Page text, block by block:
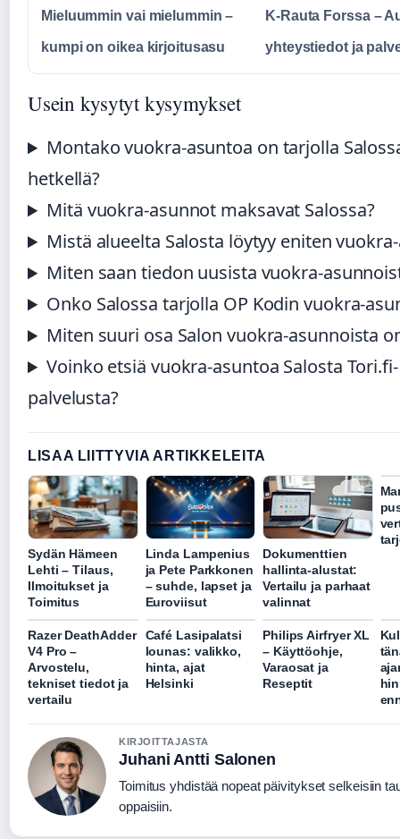
Mieluummin vai mielummin –
kumpi on oikea kirjoitusasu
K-Rauta Forssa –
yhteystiedot ja
Usein kysytyt kysymykset
Montako vuokra-asuntoa on tarjolla
hetkellä?
Mitä vuokra-asunnot maksavat Salossa?
Mistä alueelta Salosta löytyy eniten
Miten saan tiedon uusista vuokra-
Onko Salossa tarjolla OP Kodin vuokra-
Miten suuri osa Salon vuokra-asunnoista
Voinko etsiä vuokra-asuntoa Salosta Tori.fi-
palvelusta?
LISAA LIITTYVIA ARTIKKELEITA
Sydän Hämeen
Lehti – Tilaus,
Ilmoitukset ja
Toimitus
Linda Lampenius
ja Pete Parkkonen
– suhde, lapset ja
Euroviisut
Dokumenttien
hallinta-alustat:
Vertailu ja parhaat
valinnat
Razer DeathAdder
V4 Pro –
Arvostelu,
tekniset tiedot ja
vertailu
Café Lasipalatsi
lounas: valikko,
hinta, ajat
Helsinki
Philips Airfryer XL
– Käyttöohje,
Varaosat ja
Reseptit
KIRJOITTAJASTA
Juhani Antti Salonen
Toimitus yhdistää nopeat päivitykset selkeisiin
oppaisiin.